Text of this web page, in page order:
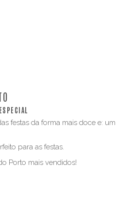
festas da forma mais doce e:
para as festas.
Porto mais vendidos!